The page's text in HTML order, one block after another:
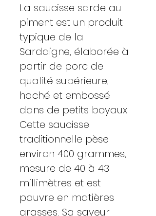
La saucisse sarde au
piment est un produit
typique de la
Sardaigne, élaborée à
partir de porc de
qualité supérieure,
haché et embossé
dans de petits boyaux.
Cette saucisse
traditionnelle pèse
environ 400 grammes,
mesure de 40 à 43
millimètres et est
pauvre en matières
grasses. Sa saveur